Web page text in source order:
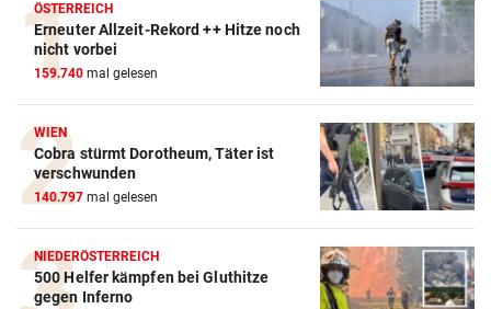
ÖSTERREICH
Erneuter Allzeit-Rekord ++ Hitze noch
nicht vorbei
159.740 mal gelesen
WIEN
Cobra stürmt Dorotheum, Täter ist
verschwunden
140.797 mal gelesen
NIEDERÖSTERREICH
500 Helfer kämpfen bei Gluthitze
gegen Inferno